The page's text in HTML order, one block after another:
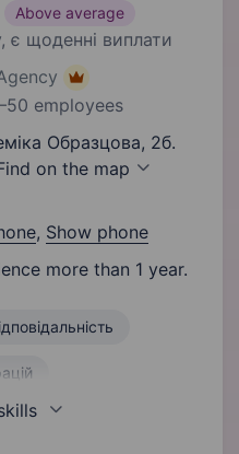
Above average
є щоденні виплати
employees
Образцова, 2б.
on the map
, Show phone
more than 1 year.